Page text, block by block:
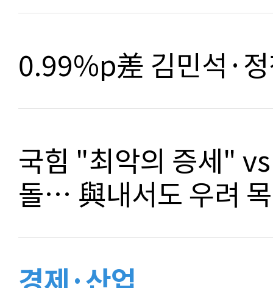
0.99%p差 김민석·
국힘 "최악의 증세"
돌… 與내서도 우려
경제·산업